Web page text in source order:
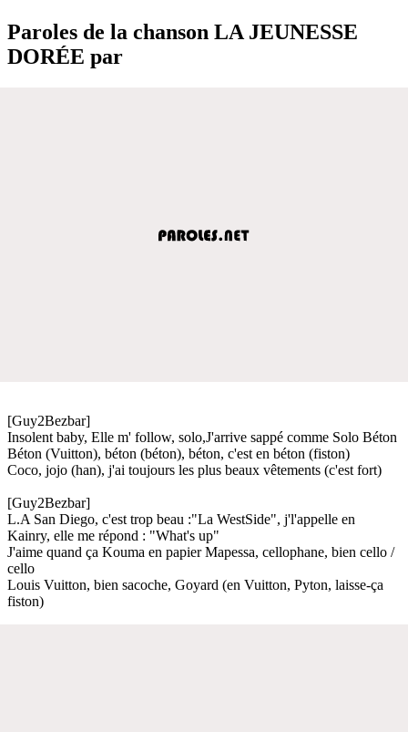
Paroles de la chanson LA JEUNESSE
DORÉE par
[Guy2Bezbar]
Insolent baby, Elle m' follow, solo,J'arrive sappé comme Solo Béton
Béton (Vuitton), béton (béton), béton, c'est en béton (fiston)
Coco, jojo (han), j'ai toujours les plus beaux vêtements (c'est fort)
[Guy2Bezbar]
L.A San Diego, c'est trop beau :"La WestSide", j'l'appelle en
Kainry, elle me répond : "What's up"
J'aime quand ça Kouma en papier Mapessa, cellophane, bien cello /
cello
Louis Vuitton, bien sacoche, Goyard (en Vuitton, Pyton, laisse-ça
fiston)